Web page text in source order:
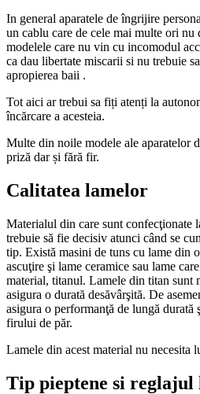
In general aparatele de îngrijire
un cablu care de cele mai multe ori nu
modelele care nu vin cu incomodul
ca dau libertate miscarii si nu trebuie
apropierea baii .
Tot aici ar trebui sa fiți atenți la
încărcare a acesteia.
Multe din noile modele ale aparatelor
priză dar și fără fir.
Calitatea lamelor
Materialul din care sunt confecţionate
trebuie să fie decisiv atunci când se
tip. Există masini de tuns cu lame din
ascuţire şi lame ceramice sau lame
material, titanul. Lamele din titan sunt
asigura o durată desăvârşită. De
asigura o performanţă de lungă durată
firului de păr.
Lamele din acest material nu necesita
Tip pieptene si